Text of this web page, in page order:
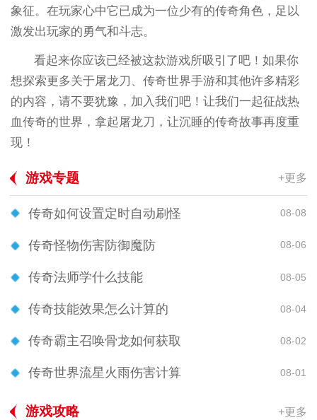
象征。在玩家心中它已成为一位少有的传奇角色，足以
激发出玩家的勇气和斗志。
看起来你应该已经被这款游戏所吸引了吧！如果你
想探索更多关于屠龙刀、传奇世界手游和其他许多精彩
的内容，请不要犹豫，加入我们吧！让我们一起征战热
血传奇的世界，拿起屠龙刀，让沉睡的传奇故事再度重
现！
游戏专题 +更多
传奇如何设置定时自动刷怪 08-08
传奇怪物伤害防御魔防 08-06
传奇法师学什么技能 08-05
传奇技能效果怎么计算的 08-04
传奇霸主召唤骨龙如何获取 08-02
传奇世界流星火雨伤害计算 08-01
游戏攻略 +更多